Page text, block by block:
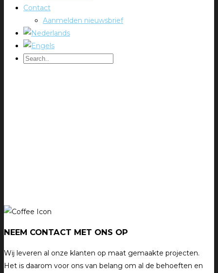
Contact
Aanmelden nieuwsbrief
NEEM CONTACT MET ONS OP
Wij leveren al onze klanten op maat gemaakte projecten.
Het is daarom voor ons van belang om al de behoeften en